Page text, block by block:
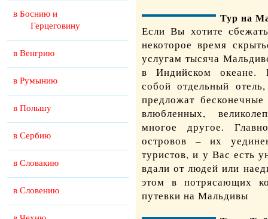
в Боснию и
Герцеговину
в Венгрию
в Румынию
в Польшу
в Сербию
в Словакию
в Словению
Тур на
Если Вы хотите
некоторое время
услугам тысяча
в Индийском океане.
собой отдельный
предложат
влюбленных,
многое другое.
островов – их
туристов, и у Вас есть
вдали от людей или
этом в потрясающих
путевки на Мальдивы